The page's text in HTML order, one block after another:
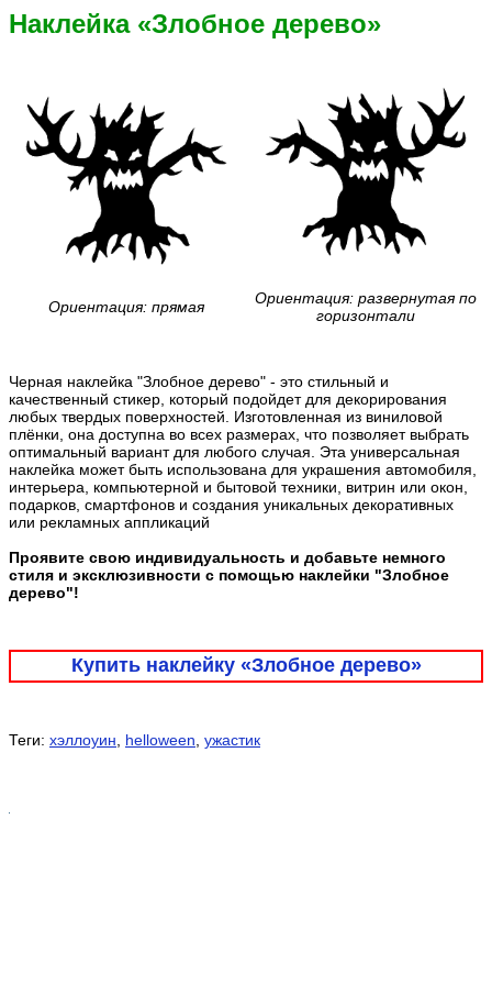
Наклейка «Злобное дерево»
Ориентация: прямая
Ориентация: развернутая по
горизонтали
Черная наклейка "Злобное дерево" - это стильный и
качественный стикер, который подойдет для декорирования
любых твердых поверхностей. Изготовленная из виниловой
плёнки, она доступна во всех размерах, что позволяет выбрать
оптимальный вариант для любого случая. Эта универсальная
наклейка может быть использована для украшения автомобиля,
интерьера, компьютерной и бытовой техники, витрин или окон,
подарков, смартфонов и создания уникальных декоративных
или рекламных аппликаций
Проявите свою индивидуальность и добавьте немного
стиля и эксклюзивности с помощью наклейки "Злобное
дерево"!
Купить наклейку «Злобное дерево»
Теги: хэллоуин, helloween, ужастик